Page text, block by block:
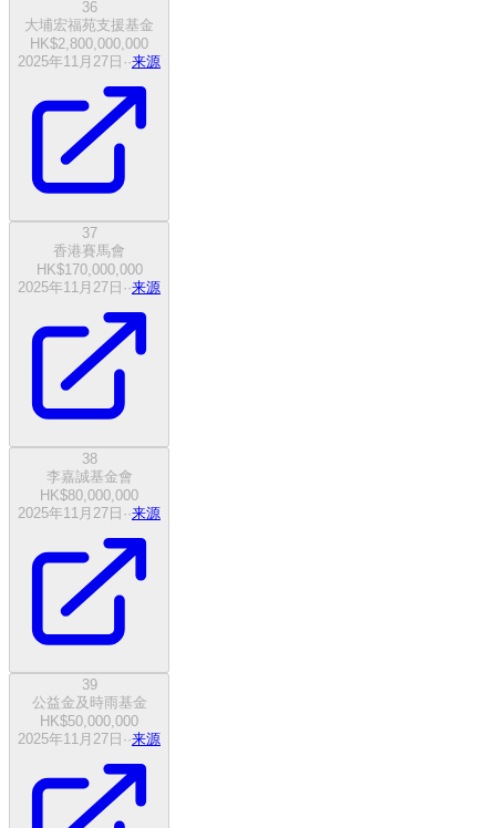
36
大埔宏福苑支援基金
HK$2,800,000,000
2025年11月27日 ··来源
37
香港賽馬會
HK$170,000,000
2025年11月27日 ··来源
38
李嘉誠基金會
HK$80,000,000
2025年11月27日 ··来源
39
公益金及時雨基金
HK$50,000,000
2025年11月27日 ··来源